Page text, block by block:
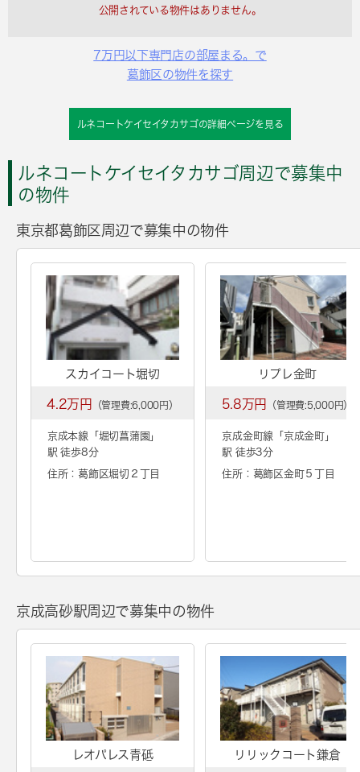
公開されている物件はありません。
7万円以下専門店の部屋まる。で
葛飾区の物件を探す
ルネコートケイセイタカサゴの詳細ページを見る
ルネコートケイセイタカサゴ周辺で募集中
の物件
東京都葛飾区周辺で募集中の物件
スカイコート堀切
4.2万円 （管理費:6,000円）
京成本線「 堀切菖蒲園 」
駅 徒歩8分
住所：葛飾区堀切２丁目
リプレ金町
5.8万円 （管理費:5,000円）
京成金町線「 京成金町」
駅 徒歩3分
住所：葛飾区金町５丁目
京成高砂駅周辺で募集中の物件
レオパレス青砥 リリックコート鎌倉